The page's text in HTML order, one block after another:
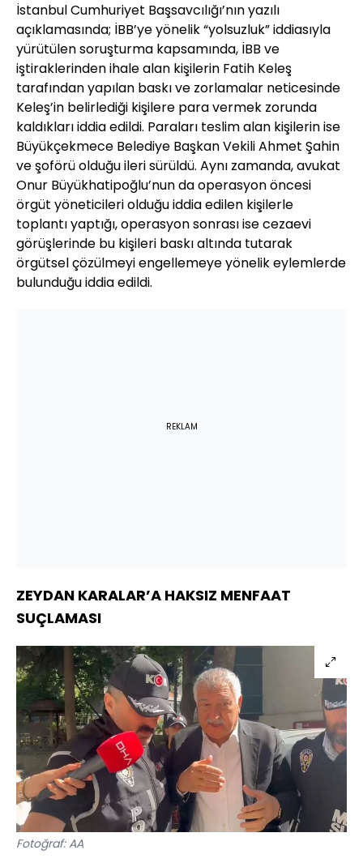
İstanbul Cumhuriyet Başsavcılığı’nın yazılı
açıklamasında; İBB’ye yönelik “yolsuzluk” iddiasıyla
yürütülen soruşturma kapsamında, İBB ve
iştiraklerinden ihale alan kişilerin Fatih Keleş
tarafından yapılan baskı ve zorlamalar neticesinde
Keleş’in belirlediği kişilere para vermek zorunda
kaldıkları iddia edildi. Paraları teslim alan kişilerin ise
Büyükçekmece Belediye Başkan Vekili Ahmet Şahin
ve şoförü olduğu ileri sürüldü. Aynı zamanda, avukat
Onur Büyükhatipoğlu’nun da operasyon öncesi
örgüt yöneticileri olduğu iddia edilen kişilerle
toplantı yaptığı, operasyon sonrası ise cezaevi
görüşlerinde bu kişileri baskı altında tutarak
örgütsel çözülmeyi engellemeye yönelik eylemlerde
bulunduğu iddia edildi.
REKLAM
ZEYDAN KARALAR’A HAKSIZ MENFAAT
SUÇLAMASI
Fotoğraf: AA